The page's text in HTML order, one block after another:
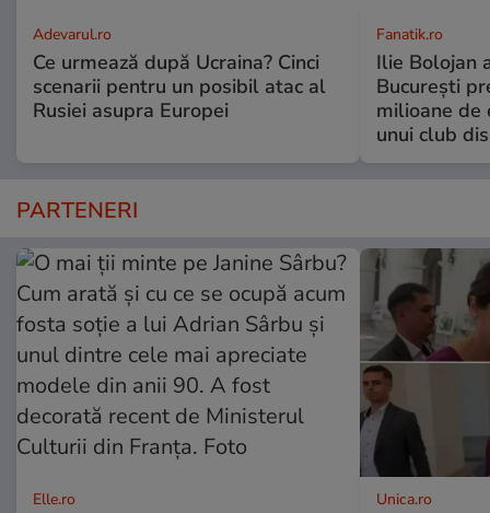
Adevarul.ro
Ce urmează după Ucraina? Cinci
scenarii pentru un posibil atac al
Rusiei asupra Europei
Fanatik.ro
Ilie Bolojan
București
milioane de
unui club
PARTENERI
Elle.ro Unica.ro